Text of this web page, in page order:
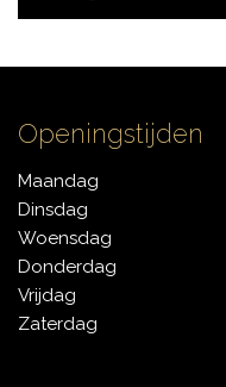
Openingstijden
Maandag
Dinsdag
Woensdag
Donderdag
Vrijdag
Zaterdag